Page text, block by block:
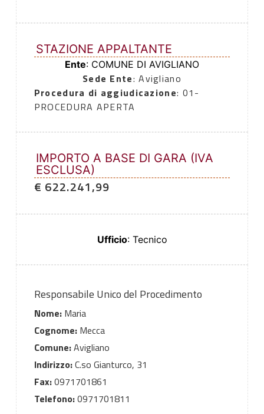
STAZIONE APPALTANTE
Ente: COMUNE DI AVIGLIANO
Sede Ente: Avigliano
Procedura di aggiudicazione: 01-
PROCEDURA APERTA
IMPORTO A BASE DI GARA (IVA
ESCLUSA)
€ 622.241,99
Ufficio: Tecnico
Responsabile Unico del Procedimento
Nome:Maria
Cognome:Mecca
Comune:Avigliano
Indirizzo:C.so Gianturco, 31
Fax:0971701861
Telefono:0971701811